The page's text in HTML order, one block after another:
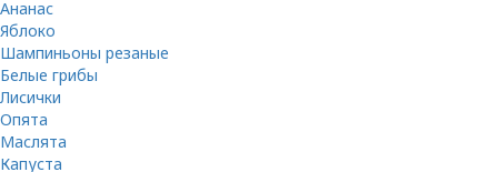
Ананас
Яблоко
Шампиньоны резаные
Белые грибы
Лисички
Опята
Маслята
Капуста